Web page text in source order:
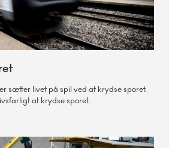
sætter livet på spil ved at krydse sporet.
at krydse sporet.